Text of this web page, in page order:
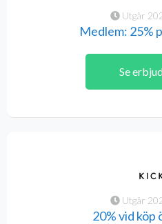
Utgår
Medlem: 25%
Se
Utgår
20% vid köp